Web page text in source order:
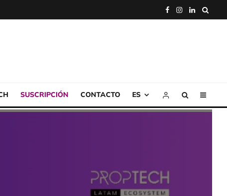
SUSCRIPCIÓN CONTACTO ES